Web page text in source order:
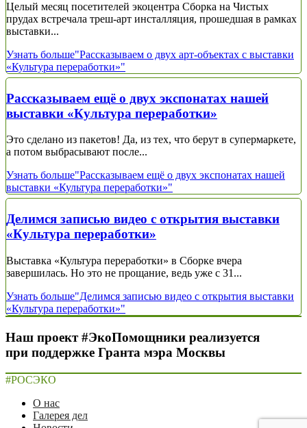
Целый месяц посетителей экоцентра Сборка на Чистых
прудах встречала треш-арт инсталляция, прошедшая в рамках
выставки...
Узнать больше"Рассказываем о двух арт-объектах с выставки
«Культура переработки»"
Рассказываем ещё о двух экспонатах нашей
выставки «Культура переработки»
Это сделано из пакетов! Да, из тех, что берут в супермаркете,
а потом выбрасывают после...
Узнать больше"Рассказываем ещё о двух экспонатах нашей
выставки «Культура переработки»"
Делимся записью видео с открытия выставки
«Культура переработки»
Выставка «Культура переработки» в Сборке вчера
завершилась. Но это не прощание, ведь уже с 31...
Узнать больше"Делимся записью видео с открытия выставки
«Культура переработки»"
Наш проект #ЭкоПомощники реализуется
при поддержке Гранта мэра Москвы
#РОСЭКО
О нас
Галерея дел